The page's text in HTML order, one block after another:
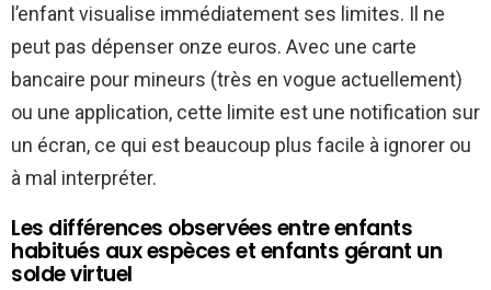
l’enfant visualise immédiatement ses limites. Il ne
peut pas dépenser onze euros. Avec une carte
bancaire pour mineurs (très en vogue actuellement)
ou une application, cette limite est une notification sur
un écran, ce qui est beaucoup plus facile à ignorer ou
à mal interpréter.
Les différences observées entre enfants
habitués aux espèces et enfants gérant un
solde virtuel